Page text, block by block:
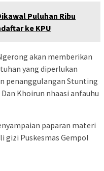
Puluhan Ribu
ke KPU
akan memberikan
yang diperlukan
penanggulangan Stunting
Khoirun nhaasi anfauhu
paparan materi
gizi Puskesmas Gempol